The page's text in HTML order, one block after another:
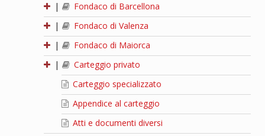
|
Fondaco di Barcellona
|
Fondaco di Valenza
|
Fondaco di Maiorca
|
Carteggio privato
Carteggio specializzato
Appendice al carteggio
Atti e documenti diversi